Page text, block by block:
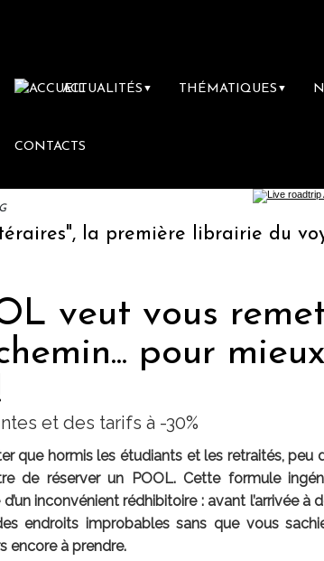
ACTUALITÉS ▼ THÉMATIQUES ▼
CONTACTS
première librairie du voyage
veut vous
pour
et des tarifs à -30%
que hormis les étudiants et les retraités, peu
de réserver un POOL. Cette formule
inconvénient rédhibitoire : avant l’arrivée à
endroits improbables sans que vous
encore à prendre.